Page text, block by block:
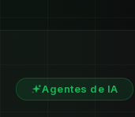
Agentes de IA